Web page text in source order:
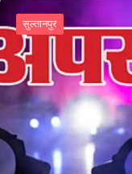
सुल्तानपुर